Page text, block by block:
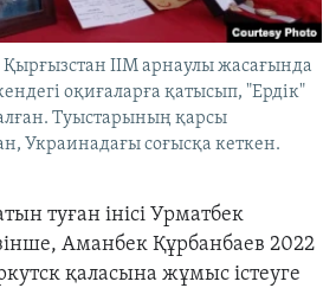
ІІМ арнаулы жасағында
оқиғаларға қатысып, "Ердік"
Туыстарының қарсы
Украинадағы соғысқа кеткен.
туған інісі Урматбек
Аманбек Құрбанбаев 2022
қаласына жұмыс істеуге